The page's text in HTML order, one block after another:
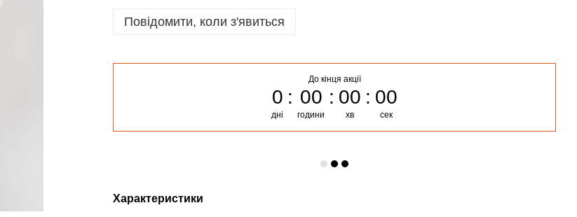
Повідомити, коли з'явиться
До кінця акції
0
дні
00
години
00
хв
00
сек
Характеристики